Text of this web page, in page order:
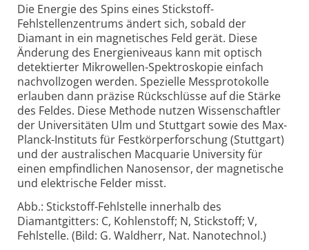
Die Energie des Spins eines Stickstoff-
Fehlstellenzentrums ändert sich, sobald der
Diamant in ein magnetisches Feld gerät. Diese
Änderung des Energieniveaus kann mit optisch
detektierter Mikrowellen-Spektroskopie einfach
nachvollzogen werden. Spezielle Messprotokolle
erlauben dann präzise Rückschlüsse auf die Stärke
des Feldes. Diese Methode nutzen Wissenschaftler
der Universitäten Ulm und Stuttgart sowie des Max-
Planck-Instituts für Festkörperforschung (Stuttgart)
und der australischen Macquarie University für
einen empfindlichen Nanosensor, der magnetische
und elektrische Felder misst.
Abb.: Stickstoff-Fehlstelle innerhalb des
Diamantgitters: C, Kohlenstoff; N, Stickstoff; V,
Fehlstelle. (Bild: G. Waldherr, Nat. Nanotechnol.)